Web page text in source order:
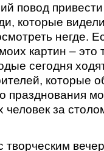
повод привести
которые
негде.
картин – это
сегодня
которые
празднования
за